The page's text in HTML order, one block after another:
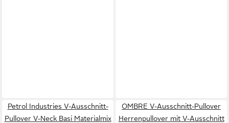
Petrol Industries V-Ausschnitt-
Pullover V-Neck Basi Materialmix
OMBRE V-Ausschnitt-Pullover
Herrenpullover mit V-Ausschnitt